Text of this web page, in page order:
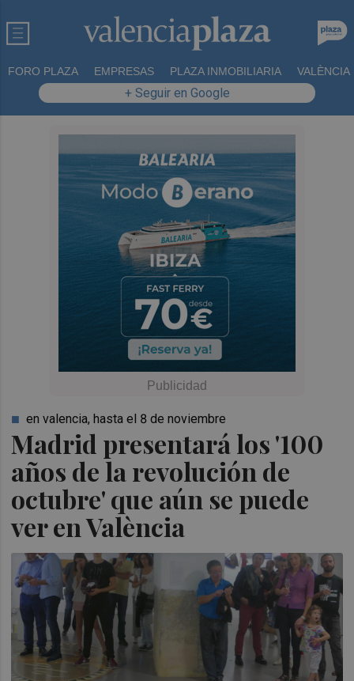
FORO PLAZA EMPRESAS PLAZA INMOBILIARIA VALÈNCIA
+ Seguir en Google
Madrid presentará los '100
años de la revolución de
octubre' que aún se puede
ver en València
en valencia, hasta el 8 de noviembre